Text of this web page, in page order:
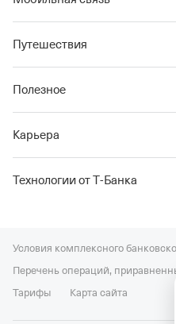
Путешествия
Полезное
Карьера
Технологии от Т‑Банка
Условия комплексного
Перечень операций,
Тарифы
Карта сайта